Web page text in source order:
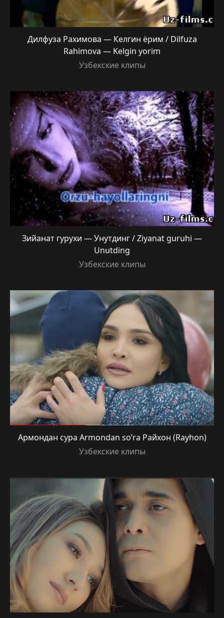
Дилфуза Рахимова — Келгин ёрим / Dilfuza
Rahimova — Kelgin yorim
Узбекские клипы
Зийанат гурухи — Унутдинг / Ziyanat guruhi —
Unutding
Узбекские клипы
Армондан сура Armondan so’ra Райхон (Rayhon)
Узбекские клипы